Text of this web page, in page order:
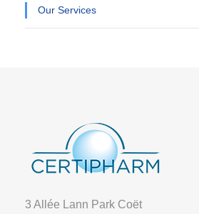
Our Services
3 Allée Lann Park Coët